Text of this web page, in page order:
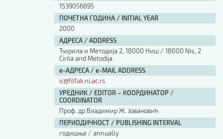
Шаблон прве стране и импресума [B5, ћир]
Шаблон прве стране и импресума [B5, лат]
Шаблон прве стране и импресума [B5, енг]
Етички кодекс
ПРЕТРАГА ИЗДАЊА
Наслов или део наслова
1539056895
ПОЧЕТНА ГОДИНА / INITIAL YEAR
2000
АДРЕСА / ADDRESS
Ћирила и Методија 2, 18000 Ниш / 18000 Nis, 2
Cirila and Metodija
е-АДРЕСА / e-MAIL ADDRESS
ic@filfak.ni.ac.rs
УРЕДНИК / EDITOR – КООРДИНАТОР /
COORDINATOR
Проф. др Владимир Ж. Јовановић
ПЕРИОДИЧНОСТ / PUBLISHING INTERVAL
годишње / annually